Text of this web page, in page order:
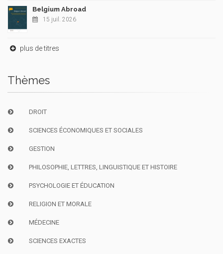
Belgium Abroad
15 juil. 2026
plus de titres
Thèmes
DROIT
SCIENCES ÉCONOMIQUES ET SOCIALES
GESTION
PHILOSOPHIE, LETTRES, LINGUISTIQUE ET HISTOIRE
PSYCHOLOGIE ET ÉDUCATION
RELIGION ET MORALE
MÉDECINE
SCIENCES EXACTES